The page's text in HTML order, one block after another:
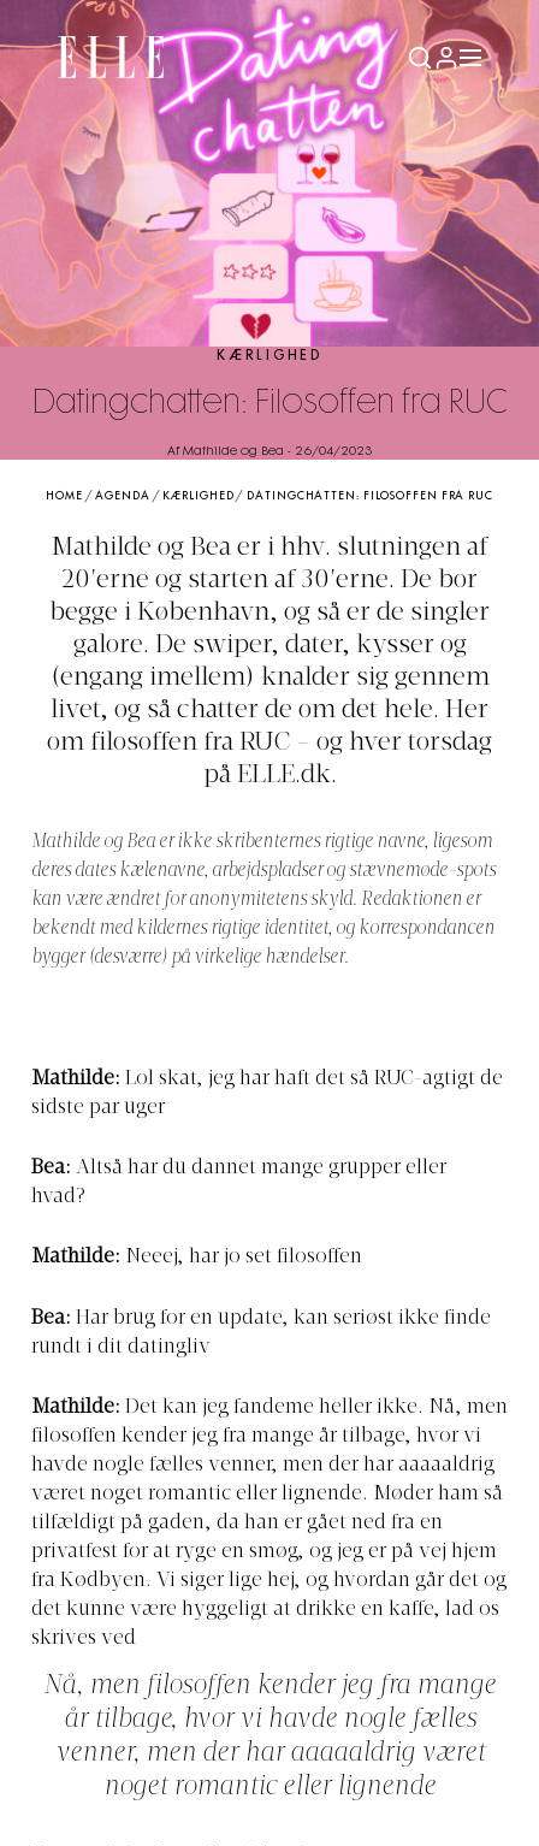
KÆRLIGHED
Datingchatten: Filosoffen fra RUC
Af Mathilde og Bea - 26/04/2023
HOME /AGENDA / KÆRLIGHED / DATINGCHATTEN: FILOSOFFEN FRA RUC
Mathilde og Bea er i hhv. slutningen af
20'erne og starten af 30'erne. De bor
begge i København, og så er de singler
galore. De swiper, dater, kysser og
(engang imellem) knalder sig gennem
livet, og så chatter de om det hele. Her
om filosoffen fra RUC - og hver torsdag
på ELLE.dk.
Mathilde og Bea er ikke skribenternes rigtige navne, ligesom
deres dates kælenavne, arbejdspladser og stævnemøde-spots
kan være ændret for anonymitetens skyld. Redaktionen er
bekendt med kildernes rigtige identitet, og korrespondancen
bygger (desværre) på virkelige hændelser.
Mathilde: Lol skat, jeg har haft det så RUC-agtigt de
sidste par uger
Bea: Altså har du dannet mange grupper eller
hvad?
Mathilde: Neeej, har jo set filosoffen
Bea: Har brug for en update, kan seriøst ikke finde
rundt i dit datingliv
Mathilde: Det kan jeg fandeme heller ikke. Nå, men
filosoffen kender jeg fra mange år tilbage, hvor vi
havde nogle fælles venner, men der har aaaaaldrig
været noget romantic eller lignende. Møder ham så
tilfældigt på gaden, da han er gået ned fra en
privatfest for at ryge en smøg, og jeg er på vej hjem
fra Kødbyen. Vi siger lige hej, og hvordan går det og
det kunne være hyggeligt at drikke en kaffe, lad os
skrives ved
Nå, men filosoffen kender jeg fra mange
år tilbage, hvor vi havde nogle fælles
venner, men der har aaaaaldrig været
noget romantic eller lignende